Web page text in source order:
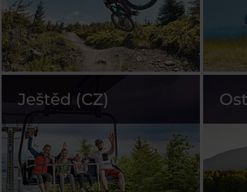
Ještěd (CZ)